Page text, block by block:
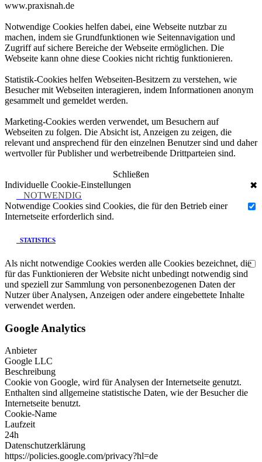
www.praxisnah.de
Notwendige Cookies helfen dabei, eine Webseite nutzbar zu
machen, indem sie Grundfunktionen wie Seitennavigation und
Zugriff auf sichere Bereiche der Webseite ermöglichen. Die
Webseite kann ohne diese Cookies nicht richtig funktionieren.
Statistik-Cookies helfen Webseiten-Besitzern zu verstehen, wie
Besucher mit Webseiten interagieren, indem Informationen anonym
gesammelt und gemeldet werden.
Marketing-Cookies werden verwendet, um Besuchern auf
Webseiten zu folgen. Die Absicht ist, Anzeigen zu zeigen, die
relevant und ansprechend für den einzelnen Benutzer sind und daher
wertvoller für Publisher und werbetreibende Drittparteien sind.
Schließen
Individuelle Cookie-Einstellungen
✖
NOTWENDIG
Notwendige Cookies sind Cookies, die für den Betrieb einer
Internetseite erforderlich sind.
STATISTICS
Als nicht notwendige Cookies werden alle Cookies bezeichnet, die
für das Funktionieren der Website nicht unbedingt notwendig sind
und speziell zur Sammlung von personenbezogenen Daten der
Nutzer über Analysen, Anzeigen oder andere eingebettete Inhalte
verwendet werden.
Google Analytics
Anbieter
Google LLC
Beschreibung
Cookie von Google, wird für Analysen der Internetseite genutzt.
Enthalten sind allgemeine statistische Daten, wie der Besucher die
Internetseite benutzt.
Cookie-Name
Laufzeit
24h
Datenschutzerklärung
https://policies.google.com/privacy?hl=de